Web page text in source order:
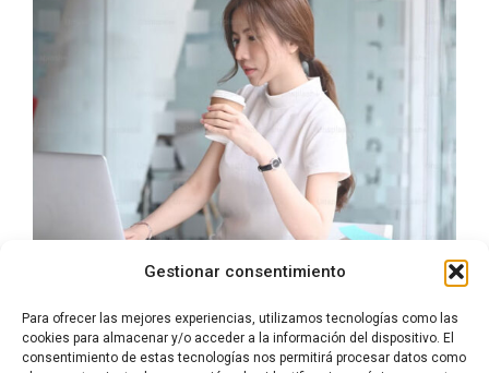
Gestionar consentimiento
Para ofrecer las mejores experiencias, utilizamos tecnologías como las
cookies para almacenar y/o acceder a la información del dispositivo. El
consentimiento de estas tecnologías nos permitirá procesar datos como